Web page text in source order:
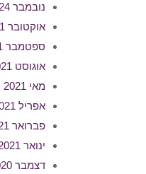
נובמבר 2024
אוקטובר 2021
ספטמבר 2021
אוגוסט 2021
מאי 2021
אפריל 2021
פברואר 2021
ינואר 2021
דצמבר 2020